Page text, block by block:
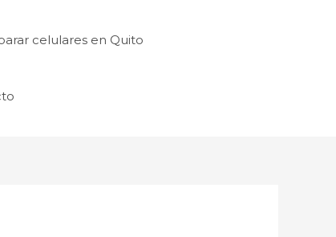
celulares en Quito